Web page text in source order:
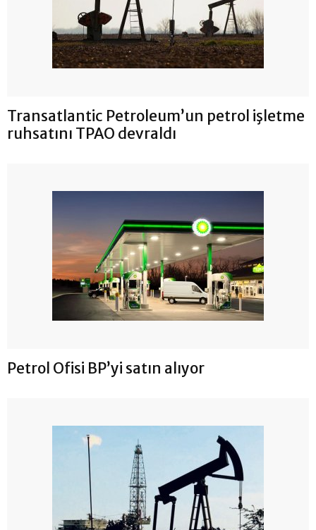
Transatlantic Petroleum’un petrol işletme
ruhsatını TPAO devraldı
Petrol Ofisi BP’yi satın alıyor